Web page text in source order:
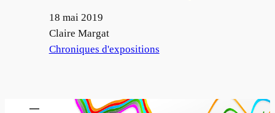
Date
18 mai 2019
Auteur
Claire Margat
Par rapport à
Chroniques d'expositions